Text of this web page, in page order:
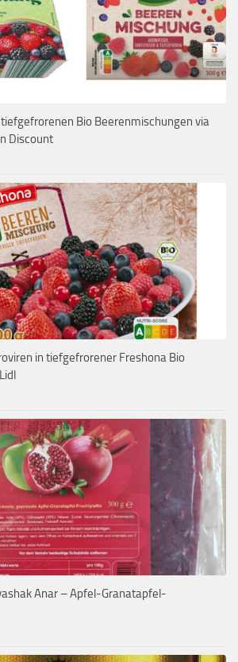
Bio Beerenmischungen via
Discount
in tiefgefrorener Freshona Bio
Anar – Apfel-Granatapfel-